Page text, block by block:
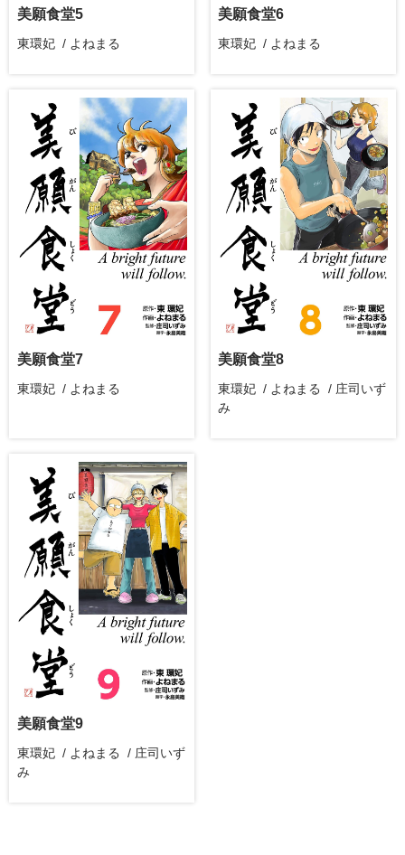
美願食堂5
東環妃 / よねまる
美願食堂6
東環妃 / よねまる
美願食堂7
東環妃 / よねまる
美願食堂8
東環妃 / よねまる / 庄司いず
み
美願食堂9
東環妃 / よねまる / 庄司いず
み